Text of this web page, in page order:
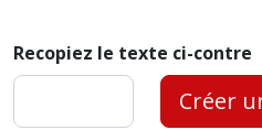
Recopiez le texte ci-contre
Créer